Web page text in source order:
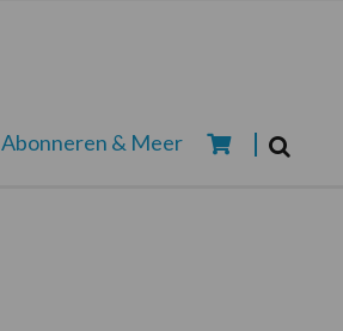
Abonneren & Meer